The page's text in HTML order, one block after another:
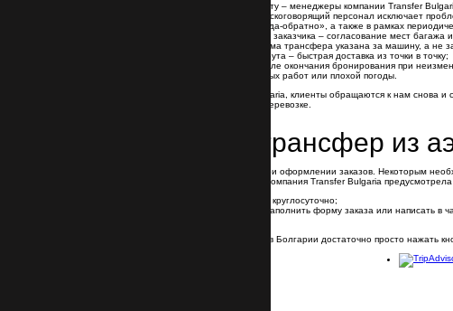
пунктуальную встречу в аэропорту – менеджеры компании Transfer
общение на родном языке – русскоговорящий персонал исключает
скидку – при заказе машины «туда-обратно», а также в рамках
подбор машины под требования заказчика – согласование мест
выгодный вариант оплаты – сумма трансфера указана за машину, а не
подготовленный вариант маршрута – быстрая доставка из точки в точку;
фиксированную стоимость – после окончания бронирования при
проводимых ремонтных дорожных работ или плохой погоды.
Выбрав хоть раз компанию Transfer Bulgaria, клиенты обращаются к нам снова
оказания высококачественных услуг по перевозке.
Как заказать трансфер из
У каждого клиента свои предпочтения при оформлении заказов. Некоторым
быстрое общение через мессенджеры.Компания Transfer Bulgaria
позвонить – call-центр работает круглосуточно;
отправить анкету через сайт – заполнить форму заказа или написать в
Также для оформления заказа на такси в Болгарии достаточно просто нажать